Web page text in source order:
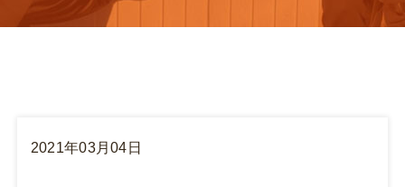
2021年03月04日